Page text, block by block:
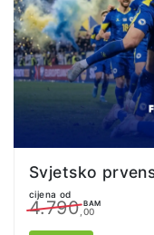
Svjetsko
cijena od
4.790 BAM
,00